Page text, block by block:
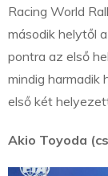
Racing World
második helytől
pontra az első
mindig harmadik
első két
Akio Toyoda